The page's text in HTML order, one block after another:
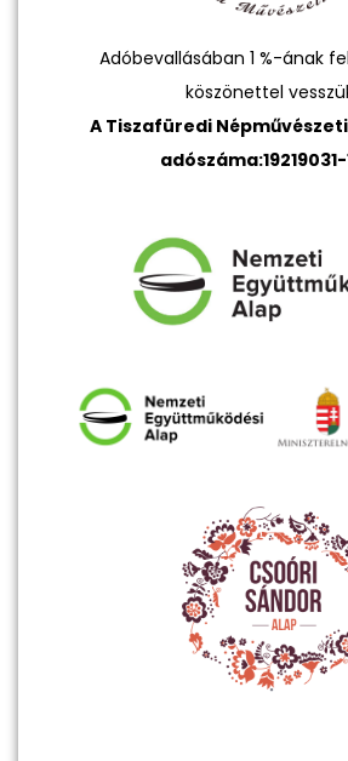
Adóbevallásában 1 %-ának
köszönettel
A Tiszafüredi
adószáma:19219031-